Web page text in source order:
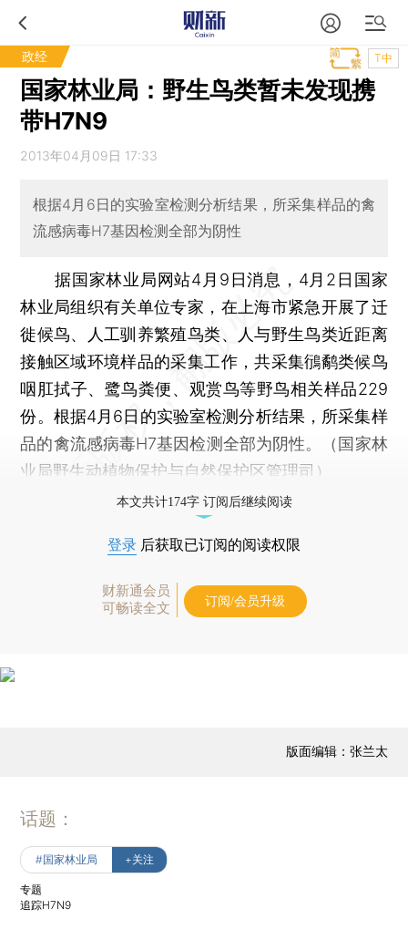
政经 T中
国家林业局：野生鸟类暂未发现携
带H7N9
2013年04月09日 17:33
根据4月6日的实验室检测分析结果，所采集样品的禽
流感病毒H7基因检测全部为阴性
据国家林业局网站4月9日消息，4月2日国家
林业局组织有关单位专家，在上海市紧急开展了迁
徙候鸟、人工驯养繁殖鸟类、人与野生鸟类近距离
接触区域环境样品的采集工作，共采集鴴鹬类候鸟
咽肛拭子、鹭鸟粪便、观赏鸟等野鸟相关样品229
份。根据4月6日的实验室检测分析结果，所采集样
品的禽流感病毒H7基因检测全部为阴性。（国家林
业局野生动植物保护与自然保护区管理司）
本文共计174字 订阅后继续阅读
登录 后获取已订阅的阅读权限
财新通会员
可畅读全文
订阅/会员升级
版面编辑：张兰太
话题：
#国家林业局 +关注
专题
追踪H7N9